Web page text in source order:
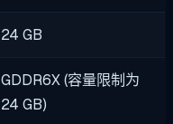
24 GB
GDDR6X (容量限制为
24 GB)